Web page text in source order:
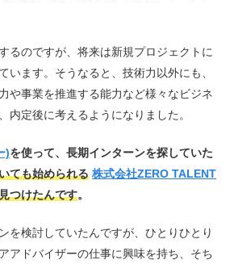
るのですが、将来は新規プロジェクトに
います。そうなると、技術力以外にも、
や事業を推進する能力など様々なビジネ
内定後に考えるようになりました。
)を使って、長期インターンを探していた
ても始められる 株式会社ZERO TALENT
つけたんです。
を検討していたんですが、ひとりひとり
アドバイザーの仕事に興味を持ち、そち